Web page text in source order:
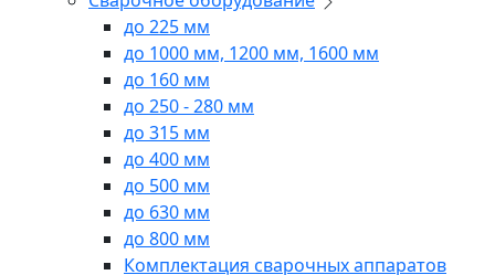
до 225 мм
до 1000 мм, 1200 мм, 1600 мм
до 160 мм
до 250 - 280 мм
до 315 мм
до 400 мм
до 500 мм
до 630 мм
до 800 мм
Комплектация сварочных аппаратов